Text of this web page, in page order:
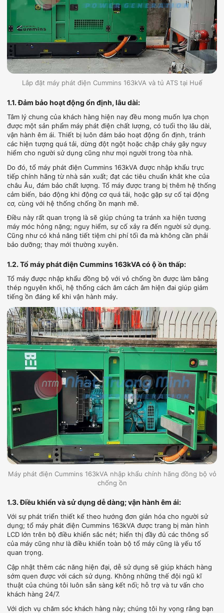
Lắp đặt máy phát điện Cummins 163kVA và tủ ATS tại Huế
1.1. Đảm bảo hoạt động ổn định, lâu dài:
Tâm lý chung của khách hàng hiện nay đều mong muốn lựa chọn
được một sản phẩm máy phát điện chất lượng, có tuổi thọ lâu dài,
vận hành êm ái. Thiết bị luôn đảm bảo hoạt động ổn định, tránh
các hiện tượng quá tải, dừng đột ngột hoặc chập cháy gây nguy
hiểm cho người sử dụng cũng như mọi người trong tòa nhà.
Do đó, tổ máy phát điện Cummins 163kVA được nhập khẩu trực
tiếp chính hãng từ nhà sản xuất; đạt các tiêu chuẩn khắt khe của
châu Âu, đám bảo chất lượng. Tổ máy được trang bị thêm hệ thống
cảm biến, báo động khi động cơ quá tải, hoặc gặp sự cố tại động
cơ, cùng với hệ thống chống ồn mạnh mẽ.
Điều này rất quan trọng là sẽ giúp chúng ta tránh xa hiện tương
máy móc hỏng nặng; nguy hiểm, sự cố xảy ra đến người sử dụng.
Cũng như có khả năng tiết tiệm chi phí tối đa mà không cần phải
bảo dưỡng; thay mới thường xuyên.
1.2. Tổ máy phát điện Cummins 163kVA có ộ ồn thấp:
Tổ máy được nhập khẩu đồng bộ với vỏ chống ồn được làm bằng
thép nguyên khối, hệ thống cách âm cách âm hiện đai giúp giảm
tiếng ồn đáng kể khi vận hành máy.
Máy phát điện Cummins 163kVA nhập khẩu chính hãng đồng bộ vỏ
chống ồn
1.3. Điều khiển và sử dụng dễ dàng; vận hành êm ái:
Với sự phát triển thiết kế theo hướng đơn giản hóa cho người sử
dụng; tổ máy phát điện Cummins 163kVA được trang bị màn hình
LCD lớn trên bộ điều khiển sắc nét; hiển thị đầy đủ các thông số
của máy cũng như là điều khiển toàn bộ tổ máy cũng là yếu tố
quan trọng.
Cập nhật thêm các năng hiện đại, dễ sử dụng sẽ giúp khách hàng
sớm quen được với cách sử dụng. Không những thế đội ngũ kĩ
thuật của chúng tôi luôn sẵn sàng kết nối; hỗ trợ và tư vấn cho
khách hàng 24/7.
Với dịch vụ chăm sóc khách hàng này; chúng tôi hy vọng rằng bạn